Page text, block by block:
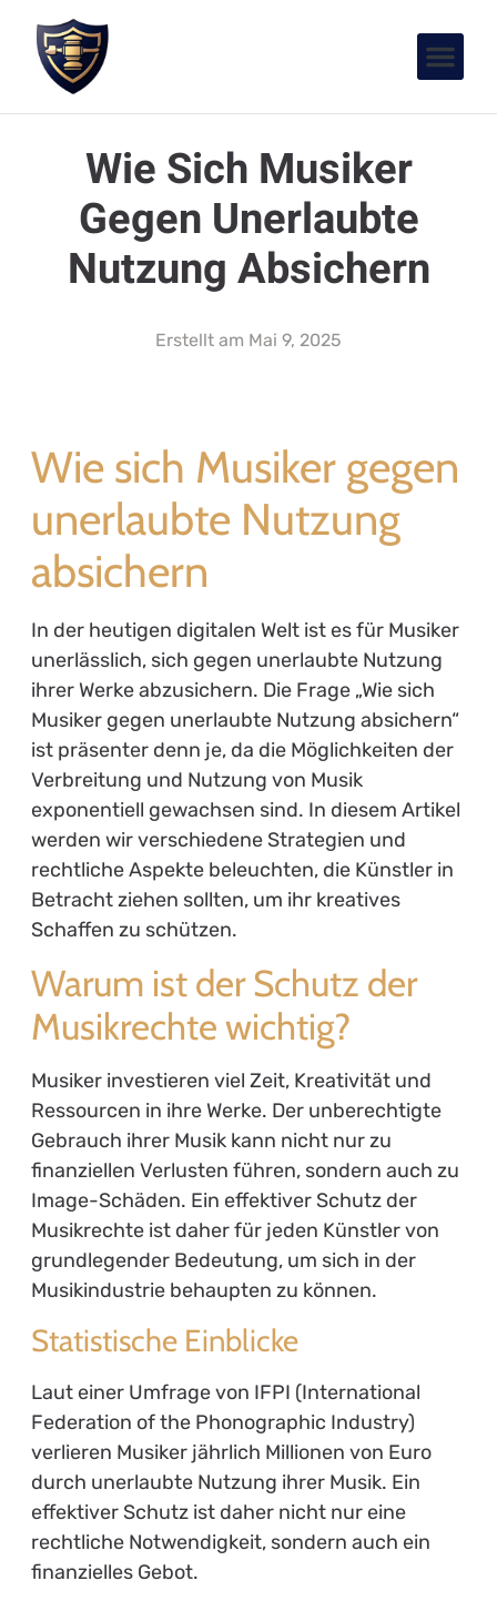
Wie Sich Musiker
Gegen Unerlaubte
Nutzung Absichern
Erstellt am Mai 9, 2025
Wie sich Musiker gegen
unerlaubte Nutzung
absichern
In der heutigen digitalen Welt ist es für Musiker
unerlässlich, sich gegen unerlaubte Nutzung
ihrer Werke abzusichern. Die Frage „Wie sich
Musiker gegen unerlaubte Nutzung absichern“
ist präsenter denn je, da die Möglichkeiten der
Verbreitung und Nutzung von Musik
exponentiell gewachsen sind. In diesem Artikel
werden wir verschiedene Strategien und
rechtliche Aspekte beleuchten, die Künstler in
Betracht ziehen sollten, um ihr kreatives
Schaffen zu schützen.
Warum ist der Schutz der
Musikrechte wichtig?
Musiker investieren viel Zeit, Kreativität und
Ressourcen in ihre Werke. Der unberechtigte
Gebrauch ihrer Musik kann nicht nur zu
finanziellen Verlusten führen, sondern auch zu
Image-Schäden. Ein effektiver Schutz der
Musikrechte ist daher für jeden Künstler von
grundlegender Bedeutung, um sich in der
Musikindustrie behaupten zu können.
Statistische Einblicke
Laut einer Umfrage von IFPI (International
Federation of the Phonographic Industry)
verlieren Musiker jährlich Millionen von Euro
durch unerlaubte Nutzung ihrer Musik. Ein
effektiver Schutz ist daher nicht nur eine
rechtliche Notwendigkeit, sondern auch ein
finanzielles Gebot.